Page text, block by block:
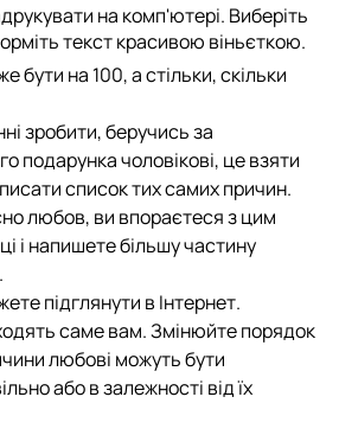
на комп'ютері. Виберіть
текст красивою віньєткою.
бути на 100, а стільки, скільки
зробити, беручись за
подарунка чоловікові, це взяти
список тих самих причин.
любов, ви впораєтеся з цим
і напишете більшу частину
підглянути в Інтернет.
саме вам. Змінюйте порядок
любові можуть бути
або в залежності від їх